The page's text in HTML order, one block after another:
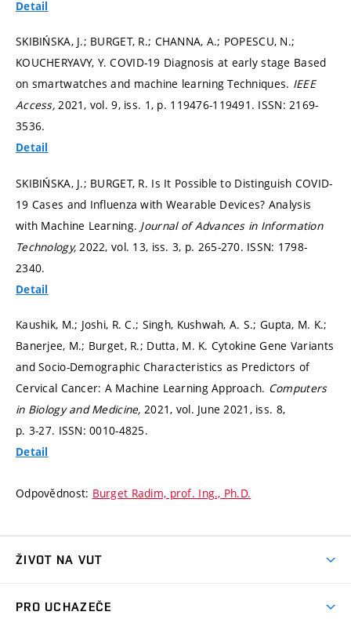
Detail
SKIBIŃSKA, J.; BURGET, R.; CHANNA, A.; POPESCU, N.;
KOUCHERYAVY, Y. COVID-19 Diagnosis at early stage Based
on smartwatches and machine learning Techniques. IEEE
Access,2021, vol. 9, iss. 1, p. 119476-119491. ISSN: 2169-
3536.
Detail
SKIBIŃSKA, J.; BURGET, R. Is It Possible to Distinguish COVID-
19 Cases and Influenza with Wearable Devices? Analysis
with Machine Learning. Journal of Advances in Information
Technology, 2022, vol. 13, iss. 3, p. 265-270. ISSN: 1798-
2340.
Detail
Kaushik, M.; Joshi, R. C.; Singh, Kushwah, A. S.; Gupta, M. K.;
Banerjee, M.; Burget, R.; Dutta, M. K. Cytokine Gene Variants
and Socio-Demographic Characteristics as Predictors of
Cervical Cancer: A Machine Learning Approach. Computers
in Biology and Medicine, 2021, vol. June 2021, iss. 8,
p. 3-27. ISSN: 0010-4825.
Detail
Odpovědnost: Burget Radim, prof. Ing., Ph.D.
ŽIVOT NA VUT
PRO UCHAZEČE